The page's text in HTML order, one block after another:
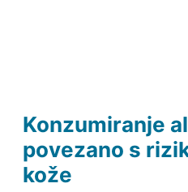
Konzumiranje
povezano s
kože